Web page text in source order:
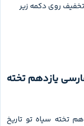
تخفیف روی دکمه زیر
یازدهم تخته
تخته سیاه تو تاریخ